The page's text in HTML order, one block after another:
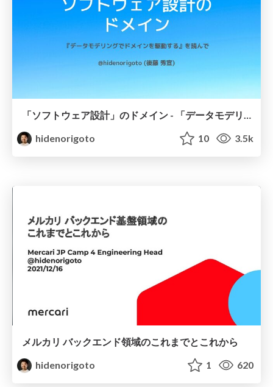
「ソフトウェア設計」のドメイン - 「データモデリングでドメインを駆動する」を読んで
hidenorigoto
10 3.5k
メルカリ バックエンド領域のこれまでとこれから
hidenorigoto
1 620